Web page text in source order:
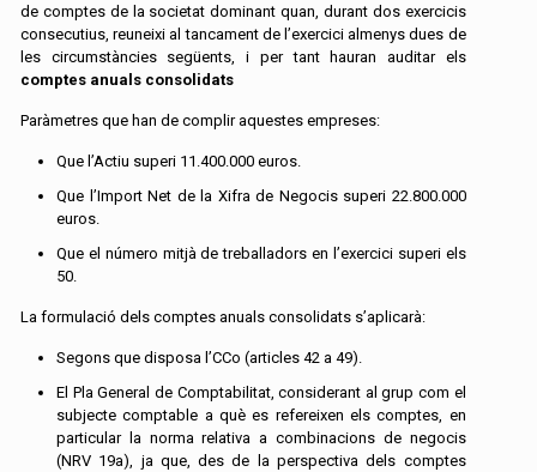
de comptes de la societat dominant quan, durant dos exercicis
consecutius, reuneixi al tancament de l’exercici almenys dues de
les circumstàncies següents, i per tant hauran auditar els
comptes anuals consolidats
Paràmetres que han de complir aquestes empreses:
Que l’Actiu superi 11.400.000 euros.
Que l’Import Net de la Xifra de Negocis superi 22.800.000
euros.
Que el número mitjà de treballadors en l’exercici superi els
50.
La formulació dels comptes anuals consolidats s’aplicarà:
Segons que disposa l’CCo (articles 42 a 49).
El Pla General de Comptabilitat, considerant al grup com el
subjecte comptable a què es refereixen els comptes, en
particular la norma relativa a combinacions de negocis
(NRV 19a), ja que, des de la perspectiva dels comptes